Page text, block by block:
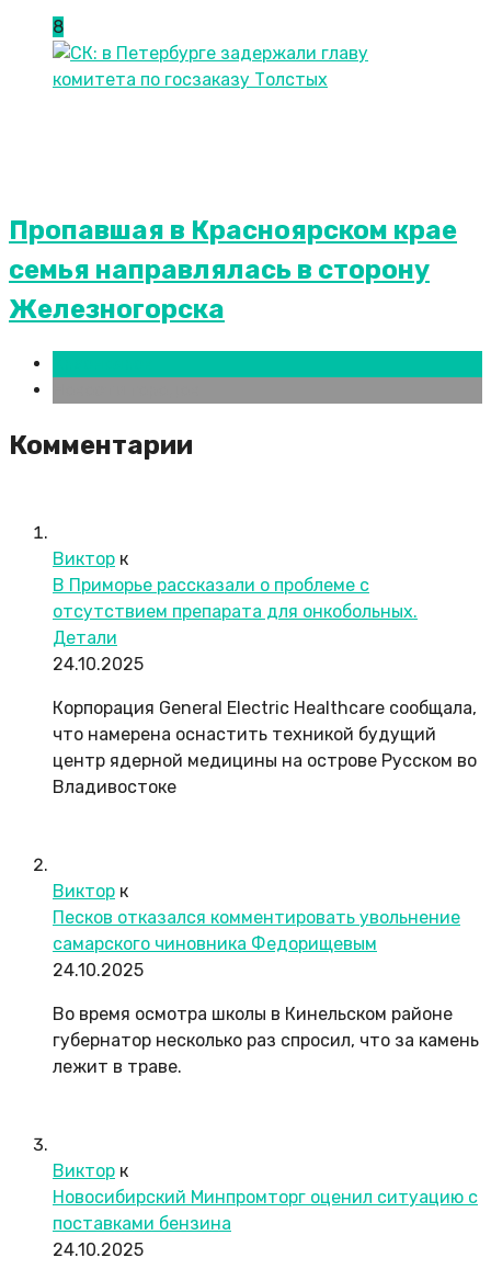
8
Пропавшая в Красноярском крае
семья направлялась в сторону
Железногорска
Комментарии
Виктор к
В Приморье рассказали о проблеме с
отсутствием препарата для онкобольных.
Детали
24.10.2025
Корпорация General Electric Healthcare сообщала,
что намерена оснастить техникой будущий
центр ядерной медицины на острове Русском во
Владивостоке
Виктор к
Песков отказался комментировать увольнение
самарского чиновника Федорищевым
24.10.2025
Во время осмотра школы в Кинельском районе
губернатор несколько раз спросил, что за камень
лежит в траве.
Виктор к
Новосибирский Минпромторг оценил ситуацию с
поставками бензина
24.10.2025